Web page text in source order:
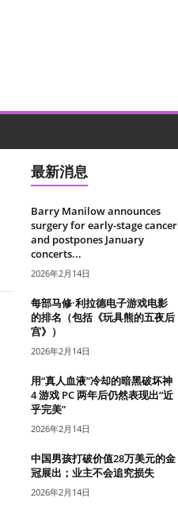
最新消息
Barry Manilow announces
surgery for early-stage cancer
and postpones January
concerts...
2026年2月14日
每部马修·利拉德电子游戏电影
的排名（包括《玩具熊的五夜后
宫》）
2026年2月14日
用“真人血液”冷却的暗黑破坏神
4 游戏 PC 两年后仍然表现出“近
乎完美”
2026年2月14日
中国男孩打破价值28万美元的金
冠展出；业主不会追究损失
2026年2月14日